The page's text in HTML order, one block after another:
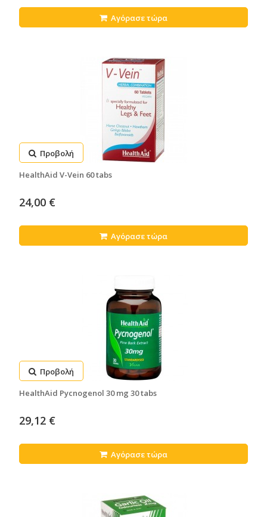
Αγόρασε τώρα
Προβολή
HealthAid V-Vein 60 tabs
24,00 €
Αγόρασε τώρα
Προβολή
HealthAid Pycnogenol 30 mg 30 tabs
29,12 €
Αγόρασε τώρα